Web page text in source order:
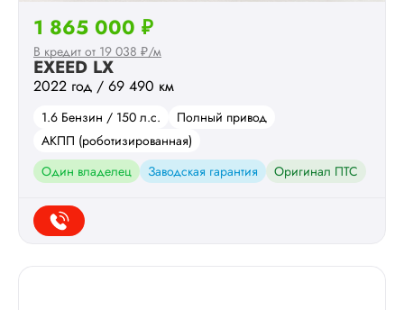
EXEED LX
2022 год / 69 490 км
1.6 Бензин / 150 л.с.
Полный привод
АКПП (роботизированная)
Один владелец
Заводская гарантия Оригинал ПТС
1 865 000 ₽
В кредит от 19 038 ₽/м